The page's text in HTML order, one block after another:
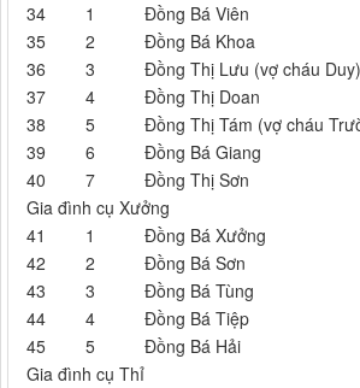
34
1
Đồng Bá Viên
35
2
Đồng Bá Khoa
36
3
Đồng Thị Lưu (vợ cháu Duy)
37
4
Đồng Thị Doan
38
5
Đồng Thị Tám (vợ cháu
39
6
Đồng Bá Giang
40
7
Đồng Thị Sơn
Gia đình cụ Xưởng
41
1
Đồng Bá Xưởng
42
2
Đồng Bá Sơn
43
3
Đồng Bá Tùng
44
4
Đồng Bá Tiệp
45
5
Đồng Bá Hải
Gia đình cụ Thỉ